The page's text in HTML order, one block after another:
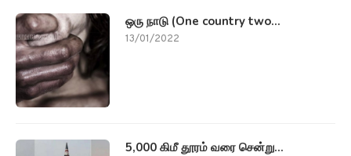
ஒரு நாடு (One country two...
13/01/2022
5,000 கிமீ தூரம் வரை சென்று...